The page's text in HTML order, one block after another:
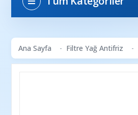
Ana Sayfa Filtre Yağ Antifriz